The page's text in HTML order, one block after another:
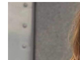
DISNEY+
RAIPLAY